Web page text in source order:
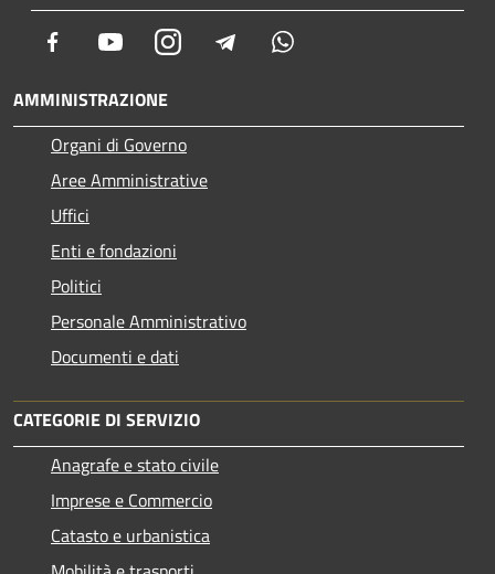
Facebook YoutubeInstagram Telegram
AMMINISTRAZIONE
Organi di Governo
Aree Amministrative
Uffici
Enti e fondazioni
Politici
Personale Amministrativo
Documenti e dati
CATEGORIE DI SERVIZIO
Anagrafe e stato civile
Imprese e Commercio
Catasto e urbanistica